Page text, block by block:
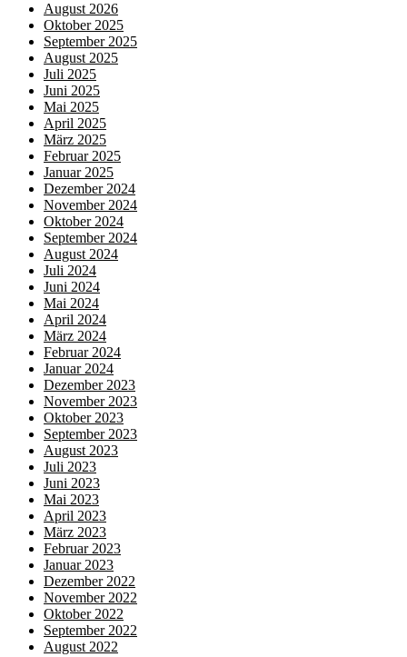
August 2026
Oktober 2025
September 2025
August 2025
Juli 2025
Juni 2025
Mai 2025
April 2025
März 2025
Februar 2025
Januar 2025
Dezember 2024
November 2024
Oktober 2024
September 2024
August 2024
Juli 2024
Juni 2024
Mai 2024
April 2024
März 2024
Februar 2024
Januar 2024
Dezember 2023
November 2023
Oktober 2023
September 2023
August 2023
Juli 2023
Juni 2023
Mai 2023
April 2023
März 2023
Februar 2023
Januar 2023
Dezember 2022
November 2022
Oktober 2022
September 2022
August 2022